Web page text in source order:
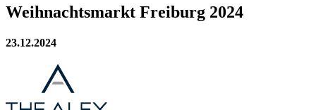
Weihnachtsmarkt Freiburg 2024
23.12.2024